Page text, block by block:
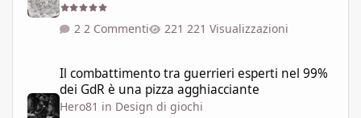
2 Commenti 221 Visualizzazioni
Il combattimento tra guerrieri esperti nel 99%
dei GdR è una pizza agghiacciante
Hero81 in Design di giochi